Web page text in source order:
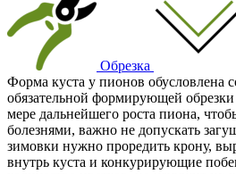
Обрезка
Форма куста у пионов обусловлена
обязательной формирующей
мере дальнейшего роста пиона,
болезнями, важно не допускать
зимовки нужно проредить крону,
внутрь куста и конкурирующие